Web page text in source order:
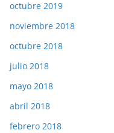
octubre 2019
noviembre 2018
octubre 2018
julio 2018
mayo 2018
abril 2018
febrero 2018